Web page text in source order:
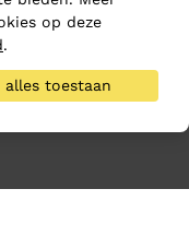
op deze
.
alles toestaan